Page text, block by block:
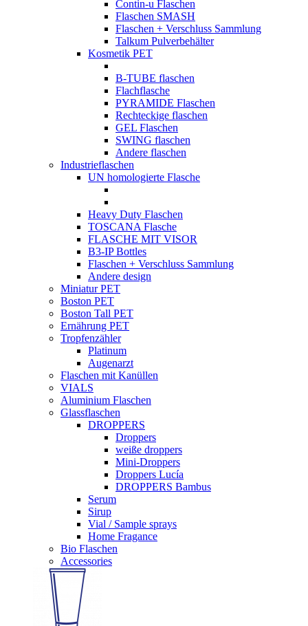
Contin-u Flaschen
Flaschen SMASH
Flaschen + Verschluss Sammlung
Talkum Pulverbehälter
Kosmetik PET
B-TUBE flaschen
Flachflasche
PYRAMIDE Flaschen
Rechteckige flaschen
GEL Flaschen
SWING flaschen
Andere flaschen
Industrieflaschen
UN homologierte Flasche
Heavy Duty Flaschen
TOSCANA Flasche
FLASCHE MIT VISOR
B3-IP Bottles
Flaschen + Verschluss Sammlung
Andere design
Miniatur PET
Boston PET
Boston Tall PET
Ernährung PET
Tropfenzähler
Platinum
Augenarzt
Flaschen mit Kanüllen
VIALS
Aluminium Flaschen
Glassflaschen
DROPPERS
Droppers
weiße droppers
Mini-Droppers
Droppers Lucía
DROPPERS Bambus
Serum
Sirup
Vial / Sample sprays
Home Fragance
Bio Flaschen
Accessories